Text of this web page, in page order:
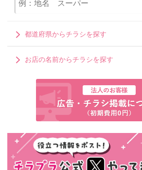
都道府県からチラシを探す
お店の名前からチラシを探す